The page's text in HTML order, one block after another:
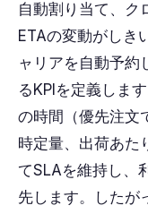
自動割り当て、ク
ETAの変動がしき
ャリアを自動予約
るKPIを定義しま
の時間（優先注文
時定量、出荷あた
てSLAを維持し、
先します。したが